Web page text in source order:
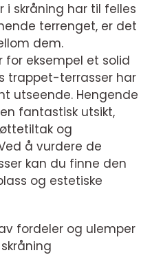
i skråning har til felles
terrenget, er det
dem.
eksempel et solid
trappet-terrasser har
utseende. Hengende
fantastisk utsikt,
og
å vurdere de
kan du finne den
og estetiske
fordeler og ulemper